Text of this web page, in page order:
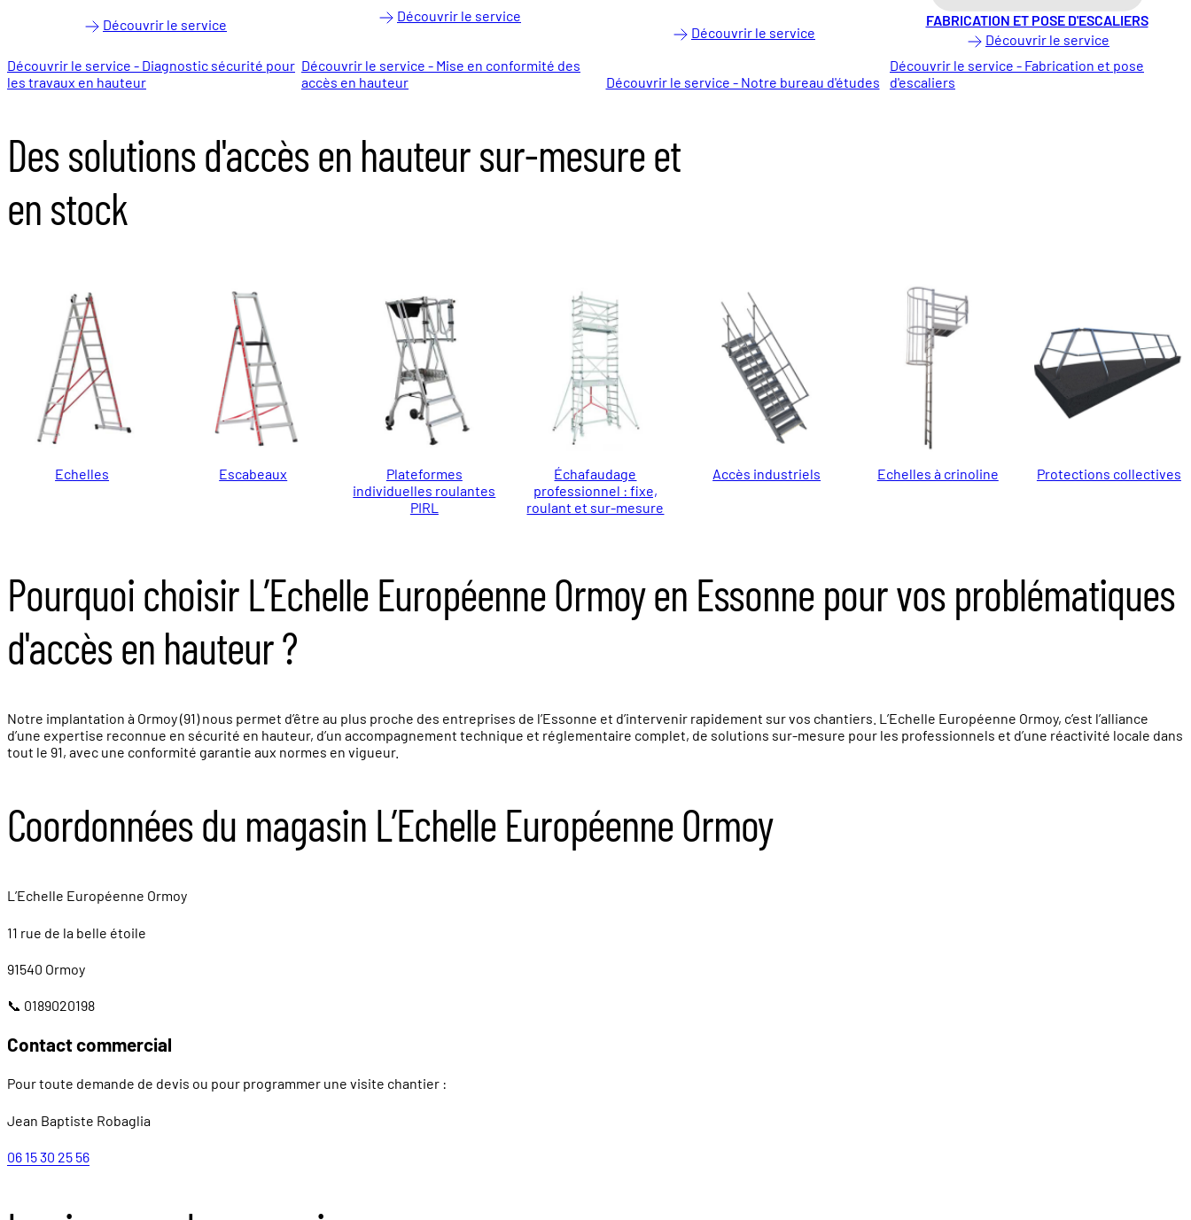
Découvrir le service
Découvrir le service - Diagnostic sécurité pour
les travaux en hauteur
Découvrir le service
Découvrir le service - Mise en conformité des
accès en hauteur
Découvrir le service
Découvrir le service - Notre bureau d'études
FABRICATION ET POSE D'ESCALIERS
Découvrir le service
Découvrir le service - Fabrication et pose
d'escaliers
Des solutions d'accès en hauteur sur-mesure et
en stock
Echelles Escabeaux
Plateformes
individuelles roulantes
PIRL
Échafaudage
professionnel : fixe,
roulant et sur-mesure
Accès industriels Echelles à crinoline Protections collectives
Pourquoi choisir L’Echelle Européenne Ormoy en Essonne pour vos problématiques
d'accès en hauteur ?
Notre implantation à Ormoy (91) nous permet d’être au plus proche des entreprises de l’Essonne et d’intervenir rapidement sur vos chantiers. L’Echelle Européenne Ormoy, c’est l’alliance
d’une expertise reconnue en sécurité en hauteur, d’un accompagnement technique et réglementaire complet, de solutions sur-mesure pour les professionnels et d’une réactivité locale dans
tout le 91, avec une conformité garantie aux normes en vigueur.
Coordonnées du magasin L’Echelle Européenne Ormoy
L’Echelle Européenne Ormoy
11 rue de la belle étoile
91540 Ormoy
📞 0189020198
Contact commercial
Pour toute demande de devis ou pour programmer une visite chantier :
Jean Baptiste Robaglia
06 15 30 25 56